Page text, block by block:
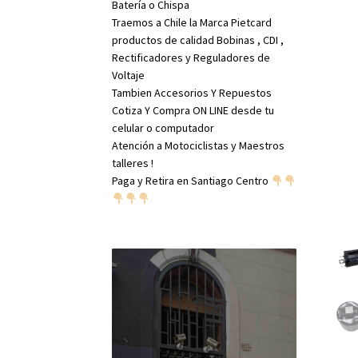
Batería o Chispa
Traemos a Chile la Marca Pietcard
productos de calidad Bobinas , CDI ,
Rectificadores y Reguladores de
Voltaje
Tambien Accesorios Y Repuestos
Cotiza Y Compra ON LINE desde tu
celular o computador
Atención a Motociclistas y Maestros
talleres !
Paga y Retira en Santiago Centro